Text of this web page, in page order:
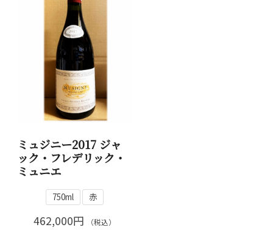
ミュジニー2017 ジャ
ック・フレデリック・
ミュニエ
750ml 赤
462,000円 （税込）